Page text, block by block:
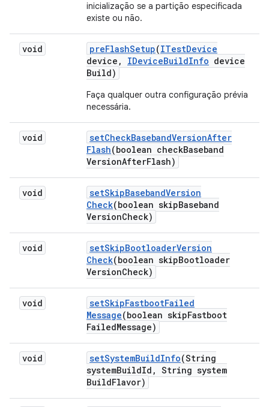
inicialização se a partição especificada
existe ou não.
void preFlashSetup(ITestDevice
device , IDeviceBuildInfo device
Build)
Faça qualquer outra configuração prévia
necessária.
void setCheckBasebandVersionAfter
Flash(boolean checkBaseband
VersionAfterFlash)
void setSkipBasebandVersion
Check(boolean skipBaseband
VersionCheck)
void setSkipBootloaderVersion
Check(boolean skipBootloader
VersionCheck)
void setSkipFastbootFailed
Message(boolean skipFastboot
FailedMessage)
void setSystemBuildInfo(String
systemBuildId , String system
BuildFlavor)